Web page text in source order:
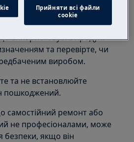
користуватися або
продукт.
використовуєте продукт
та перевірте, чи
виробом.
та не встановлюйте
пошкоджений.
самостійний ремонт або
не професіоналами, може
безпеки, якщо він
Прийняти всі файли
сookie